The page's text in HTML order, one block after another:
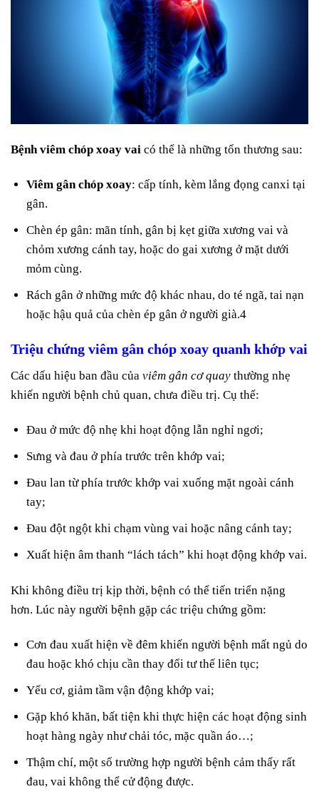
Bệnh viêm chóp xoay vai có thể là những tổn thương sau:
Viêm gân chóp xoay: cấp tính, kèm lắng đọng canxi tại
gân.
Chèn ép gân: mãn tính, gân bị kẹt giữa xương vai và
chỏm xương cánh tay, hoặc do gai xương ở mặt dưới
mỏm cùng.
Rách gân ở những mức độ khác nhau, do té ngã, tai nạn
hoặc hậu quả của chèn ép gân ở người già.4
Triệu chứng viêm gân chóp xoay quanh khớp vai
Các dấu hiệu ban đầu của viêm gân cơ quay thường nhẹ
khiến người bệnh chủ quan, chưa điều trị. Cụ thể:
Đau ở mức độ nhẹ khi hoạt động lẫn nghỉ ngơi;
Sưng và đau ở phía trước trên khớp vai;
Đau lan từ phía trước khớp vai xuống mặt ngoài cánh
tay;
Đau đột ngột khi chạm vùng vai hoặc nâng cánh tay;
Xuất hiện âm thanh “lách tách” khi hoạt động khớp vai.
Khi không điều trị kịp thời, bệnh có thể tiến triển nặng
hơn. Lúc này người bệnh gặp các triệu chứng gồm:
Cơn đau xuất hiện về đêm khiến người bệnh mất ngủ do
đau hoặc khó chịu cần thay đổi tư thế liên tục;
Yếu cơ, giảm tầm vận động khớp vai;
Gặp khó khăn, bất tiện khi thực hiện các hoạt động sinh
hoạt hàng ngày như chải tóc, mặc quần áo…;
Thậm chí, một số trường hợp người bệnh cảm thấy rất
đau, vai không thể cử động được.